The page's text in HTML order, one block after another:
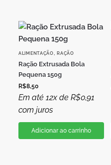
ALIMENTAÇÃO,RAÇÃO
Ração Extrusada Bola
Pequena 150g
R$8,50
Em até 12x de R$0,91
com juros
Adicionar ao carrinho